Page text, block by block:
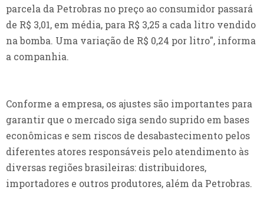
parcela da Petrobras no preço ao consumidor passará
de R$ 3,01, em média, para R$ 3,25 a cada litro vendido
na bomba. Uma variação de R$ 0,24 por litro", informa
a companhia.
Conforme a empresa, os ajustes são importantes para
garantir que o mercado siga sendo suprido em bases
econômicas e sem riscos de desabastecimento pelos
diferentes atores responsáveis pelo atendimento às
diversas regiões brasileiras: distribuidores,
importadores e outros produtores, além da Petrobras.